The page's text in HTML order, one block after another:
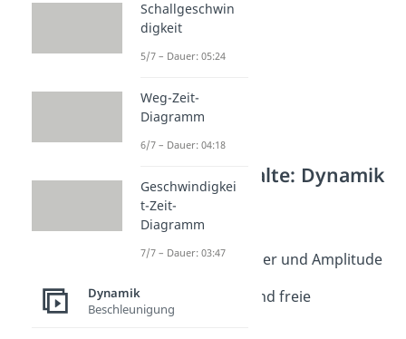
Weitere Inhalte: Dynamik
Schwingungen
Schwingungen
Schwingungsdauer und Amplitude
Eigenfrequenz und freie
Schwingung
Schallgeschwin
digkeit
5/7 – Dauer: 05:24
Weg-Zeit-
Diagramm
6/7 – Dauer: 04:18
Geschwindigkei
t-Zeit-
Diagramm
7/7 – Dauer: 03:47
Dynamik
Beschleunigung